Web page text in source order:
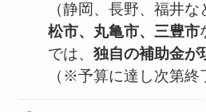
（静岡、長野、福井
松市、丸亀市、三豊市
では、独自の補助金が
（※予算に達し次第終